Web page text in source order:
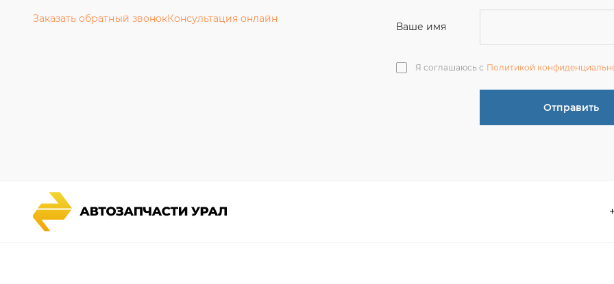
Заказать обратный звонокКонсультация онлайн
Отправить
Каталог запчастей